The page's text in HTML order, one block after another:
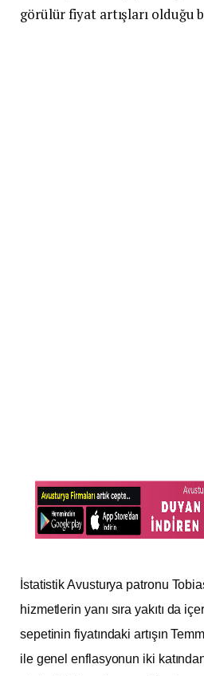
görülür fiyat artışları olduğu
İstatistik Avusturya patronu
hizmetlerin yanı sıra yakıtı da
sepetinin fiyatındaki artışın
ile genel enflasyonun iki